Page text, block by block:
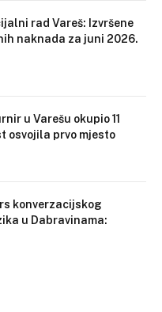
rad Vareš: Izvršene
naknada za juni 2026.
u Varešu okupio 11
osvojila prvo mjesto
konverzacijskog
u Dabravinama: